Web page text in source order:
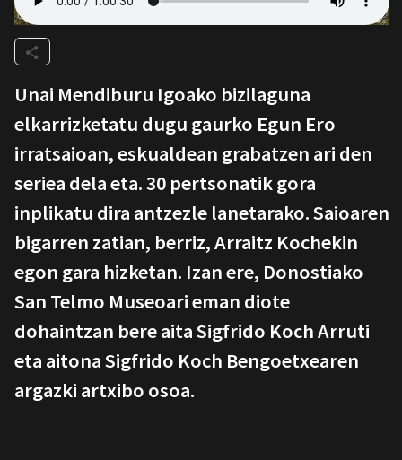
Unai Mendiburu Igoako bizilaguna
elkarrizketatu dugu gaurko Egun Ero
irratsaioan, eskualdean grabatzen ari den
seriea dela eta. 30 pertsonatik gora
inplikatu dira antzezle lanetarako. Saioaren
bigarren zatian, berriz, Arraitz Kochekin
egon gara hizketan. Izan ere, Donostiako
San Telmo Museoari eman diote
dohaintzan bere aita Sigfrido Koch Arruti
eta aitona Sigfrido Koch Bengoetxearen
argazki artxibo osoa.